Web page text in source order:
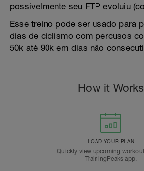
possivelmente seu FTP evoluiu
Esse treino pode ser usado para
dias de ciclismo com percusos
50k até 90k em dias não
How it Works
LOAD YOUR PLAN
Quickly view upcoming
TrainingPeaks app.